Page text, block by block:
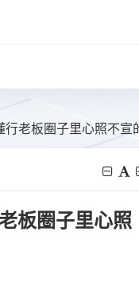
老板圈子里心照不宣
板圈子里心照